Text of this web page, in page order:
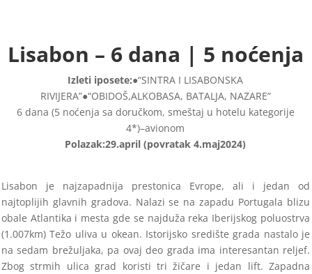
Lisabon – 6 dana | 5 noćenja
Izleti iposete:●“SINTRA I LISABONSKA
RIVIJERA”●“OBIDOŠ,ALKOBASA, BATALJA, NAZARE”
6 dana (5 noćenja sa doručkom, smeštaj u hotelu kategorije
4*)–avionom
Polazak:29.april(povratak 4.maj2024)
Lisabon je najzapadnija
prestonica Evrope, ali i jedan od
najtoplijih glavnih gradova. Nalazi se na zapadu Portugala blizu
obale Atlantika i mesta gde se najduža reka Iberijskog poluostrva
(1.007km) Težo uliva u okean. Istorijsko središte grada nastalo je
na sedam brežuljaka, pa ovaj deo grada ima interesantan reljef.
Zbog strmih ulica grad koristi tri žičare i jedan lift. Zapadna